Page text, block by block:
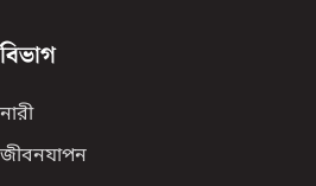
বিভাগ
নারী
জীবনযাপন